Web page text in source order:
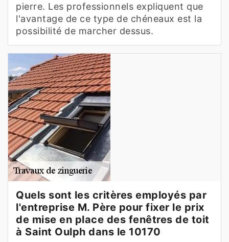
pierre. Les professionnels expliquent que
l'avantage de ce type de chéneaux est la
possibilité de marcher dessus.
Quels sont les critères employés par
l'entreprise M. Père pour fixer le prix
de mise en place des fenêtres de toit
à Saint Oulph dans le 10170